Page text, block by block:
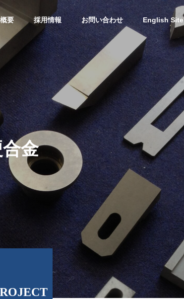
要 採用情報 お問い合わせ English Site
新素材部品加
研削砥石・切
削刃物等販売
cutting tools,
金